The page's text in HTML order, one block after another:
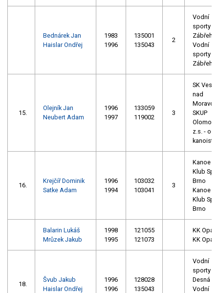
Bednárek Jan
Haislar Ondřej
1983
1996
135001
135043
2
Vodní
sporty
Zábřeh
Vodní
sporty
Zábřeh
15.
Olejník Jan
Neubert Adam
1996
1997
133059
119002
3
SK Veselí
nad
Moravou
SKUP
z.s. -
16.
Krejčíř Dominik
Satke Adam
1996
1994
103032
103041
3
Kanoe
Klub Spoj
Brno
Kanoe
Klub Spoj
Brno
Balarin Lukáš
Mrůzek Jakub
1998
1995
121055
121073
KK
KK
18.
Švub Jakub
Haislar Ondřej
1996
1996
128028
135043
Vodní
sporty
Desná
Vodní